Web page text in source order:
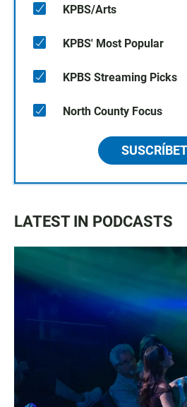
KPBS/Arts
KPBS' Most Popular
KPBS Streaming Picks
North County Focus
LATEST IN PODCASTS